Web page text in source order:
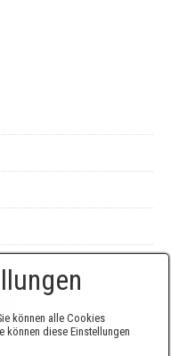
können alle Cookies
können diese Einstellungen